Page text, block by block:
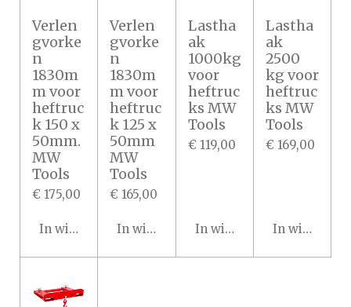
Verlen
gvorke
n
1830m
m voor
heftruc
k 150 x
50mm.
MW
Tools
€ 175,00
In winkelwagen
Verlen
gvorke
n
1830m
m voor
heftruc
k 125 x
50mm
MW
Tools
€ 165,00
In winkelwagen
Lastha
ak
1000kg
voor
heftruc
ks MW
Tools
€ 119,00
In winkelwagen
Lastha
ak
2500
kg voor
heftruc
ks MW
Tools
€ 169,00
In